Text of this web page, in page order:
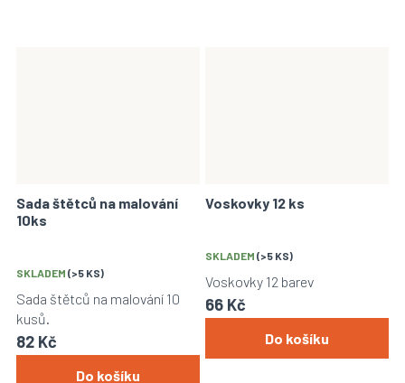
Sada štětců na malování
10ks
SKLADEM (>5 KS)
82 Kč
Do košíku
Sada štětců na malování 10
kusů.
Voskovky 12 ks
SKLADEM (>5 KS)
66 Kč
Do košíku
Voskovky 12 barev